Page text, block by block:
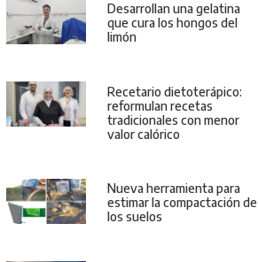
Desarrollan una gelatina
que cura los hongos del
limón
Recetario dietoterápico:
reformulan recetas
tradicionales con menor
valor calórico
Nueva herramienta para
estimar la compactación de
los suelos